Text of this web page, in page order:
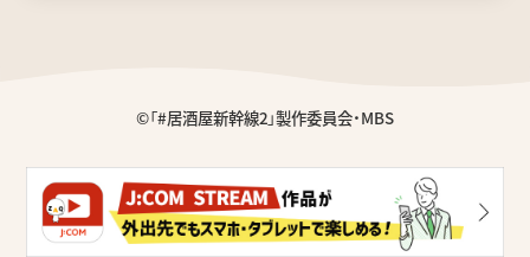
©「#居酒屋新幹線2」製作委員会・MBS